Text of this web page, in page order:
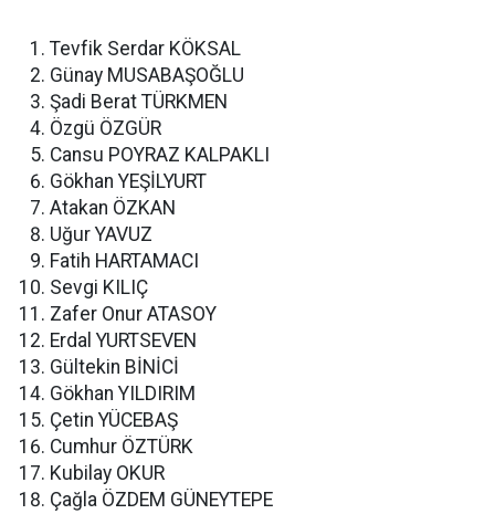
Tevfik Serdar KÖKSAL
Günay MUSABAŞOĞLU
Şadi Berat TÜRKMEN
Özgü ÖZGÜR
Cansu POYRAZ KALPAKLI
Gökhan YEŞİLYURT
Atakan ÖZKAN
Uğur YAVUZ
Fatih HARTAMACI
Sevgi KILIÇ
Zafer Onur ATASOY
Erdal YURTSEVEN
Gültekin BİNİCİ
Gökhan YILDIRIM
Çetin YÜCEBAŞ
Cumhur ÖZTÜRK
Kubilay OKUR
Çağla ÖZDEM GÜNEYTEPE